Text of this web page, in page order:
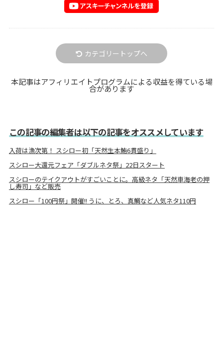
カテゴリートップへ
本記事はアフィリエイトプログラムによる収益を得ている場
合があります
この記事の編集者は以下の記事をオススメしています
入荷は漁次第！ スシロー初「天然生本鮪6貫盛り」
スシロー大還元フェア「ダブルネタ祭」22日スタート
スシローのテイクアウトがすごいことに。高級ネタ「天然車海老の押
し寿司」など販売
スシロー「100円祭」開催!! うに、とろ、真鯛など人気ネタ110円